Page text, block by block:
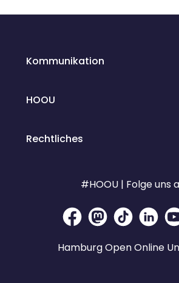
Kommunikation
HOOU
Rechtliches
#HOOU | Folge uns
Hamburg Open Online